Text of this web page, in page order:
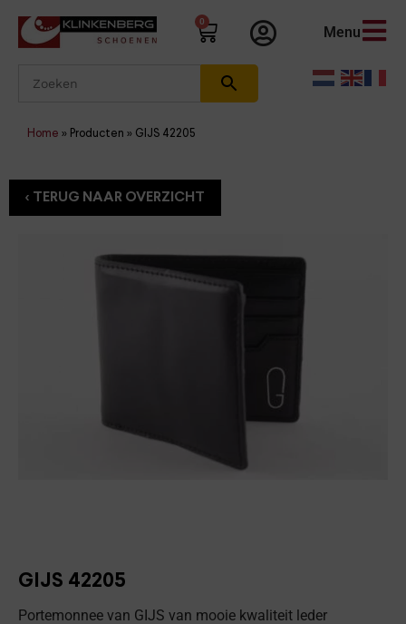
0
Menu
Home » Producten » GIJS 42205
GIJS 42205
Portemonnee van GIJS van mooie kwaliteit leder